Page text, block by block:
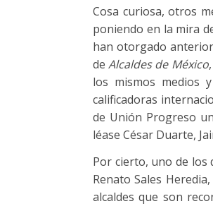
Cosa curiosa, otros
poniendo en la mira
han otorgado
deAlcaldes de México
los mismos medios
calificadoras
de Unión Progreso
léase César Duarte,
Por cierto, uno de los
Renato Sales
alcaldes que son